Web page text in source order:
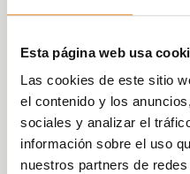
Esta página web usa
Las cookies de este sitio
el contenido y los
sociales y analizar el
información sobre el uso
nuestros partners de